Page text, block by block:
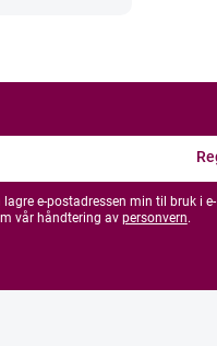
e-postadressen min til bruk i e-
vår håndtering avpersonvern.